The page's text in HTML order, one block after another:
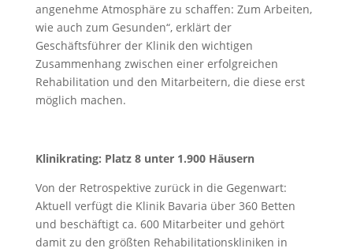
angenehme Atmosphäre zu schaffen: Zum Arbeiten,
wie auch zum Gesunden“, erklärt der
Geschäftsführer der Klinik den wichtigen
Zusammenhang zwischen einer erfolgreichen
Rehabilitation und den Mitarbeitern, die diese erst
möglich machen.
Klinikrating: Platz 8 unter 1.900 Häusern
Von der Retrospektive zurück in die Gegenwart:
Aktuell verfügt die Klinik Bavaria über 360 Betten
und beschäftigt ca. 600 Mitarbeiter und gehört
damit zu den größten Rehabilitationskliniken in